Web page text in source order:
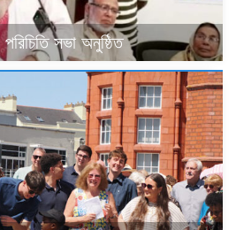
সভা অনুষ্ঠিত